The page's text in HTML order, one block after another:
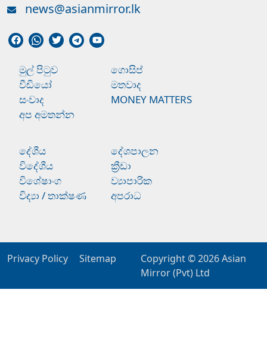
news@asianmirror.lk
මුල් පිටුව
ගොසිප්
වීඩියෝ
මතවාද
සංවාද
MONEY MATTERS
අප අමතන්න
දේශීය
දේශපාලන
විදේශීය
ක්‍රීඩා
විශේෂාංග
ව්‍යාපාරික
විද්‍යා / තාක්ෂණ
අපරාධ
Privacy Policy Sitemap Copyright © 2026Asian
Mirror (Pvt) Ltd